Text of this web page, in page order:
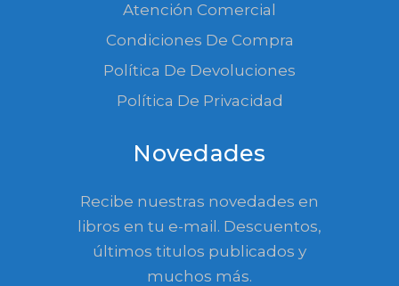
Atención Comercial
Condiciones De Compra
Política De Devoluciones
Política De Privacidad
Novedades
Recibe nuestras novedades en
libros en tu e-mail. Descuentos,
últimos titulos publicados y
muchos más.